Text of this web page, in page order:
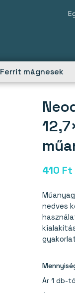
Ferrit mágnesek
410 Ft
nedves
Ár 1 db-